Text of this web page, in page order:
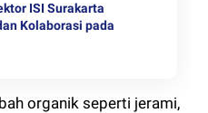
ISI Surakarta
Kolaborasi pada
organik seperti jerami,